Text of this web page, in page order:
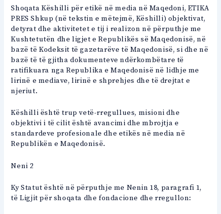
Shoqata Këshilli për etikë në media në Maqedoni, ETIKA
PRES Shkup (në tekstin e mëtejmë, Këshilli) objektivat,
detyrat dhe aktivitetet e tij i realizon në përputhje me
Kushtetutën dhe ligjet e Republikës së Maqedonisë, në
bazë të Kodeksit të gazetarëve të Maqedonisë, si dhe në
bazë të të gjitha dokumenteve ndërkombëtare të
ratifikuara nga Republika e Maqedonisë në lidhje me
lirinë e mediave, lirinë e shprehjes dhe të drejtat e
njeriut.
Këshilli është trup vetë-rregullues, misioni dhe
objektivi i të cilit është avancimi dhe mbrojtja e
standardeve profesionale dhe etikës në media në
Republikën e Maqedonisë.
Neni 2
Ky Statut është në përputhje me Nenin 18, paragrafi 1,
të Ligjit për shoqata dhe fondacione dhe rregullon: